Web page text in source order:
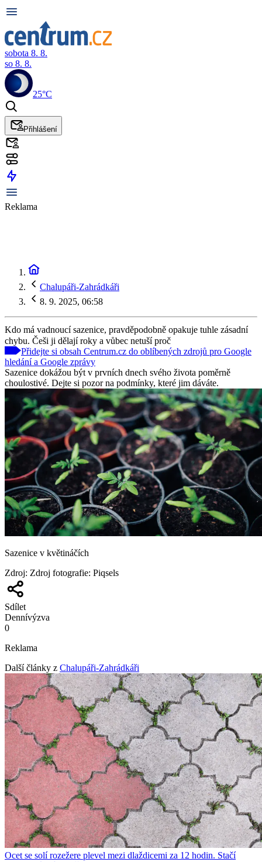
sobota 8. 8.
so 8. 8.
25°C
Přihlášení
Reklama
Chalupáři-Zahrádkáři
8. 9. 2025, 06:58
Kdo má vadnoucí sazenice, pravděpodobně opakuje tuhle zásadní
chybu. Češi ji dělají roky a vůbec netuší proč
Přidejte si obsah Centrum.cz do oblíbených zdrojů pro Google
hledání a Google zprávy
Sazenice dokážou být v prvních dnech svého života poměrně
choulostivé. Dejte si pozor na podmínky, které jim dáváte.
Sazenice v květináčích
Zdroj: Zdroj fotografie: Piqsels
Sdílet
Dennívýzva
0
Reklama
Další články z Chalupáři-Zahrádkáři
Ocet se solí rozežere plevel mezi dlaždicemi za 12 hodin. Stačí